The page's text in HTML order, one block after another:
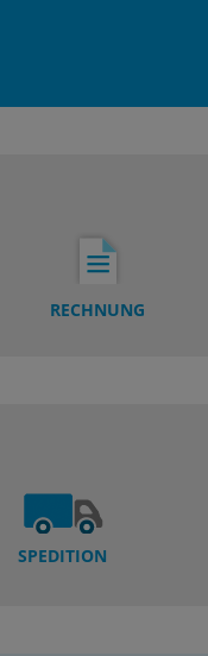
RECHNUNG
SPEDITION